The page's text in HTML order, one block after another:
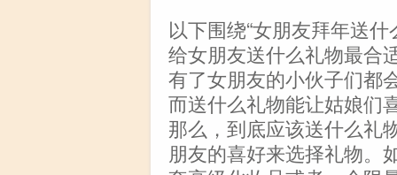
以下围绕“女朋友拜年送
给女朋友送什么礼物最合
有了女朋友的小伙子们都
而送什么礼物能让姑娘们
那么，到底应该送什么礼
朋友的喜好来选择礼物。